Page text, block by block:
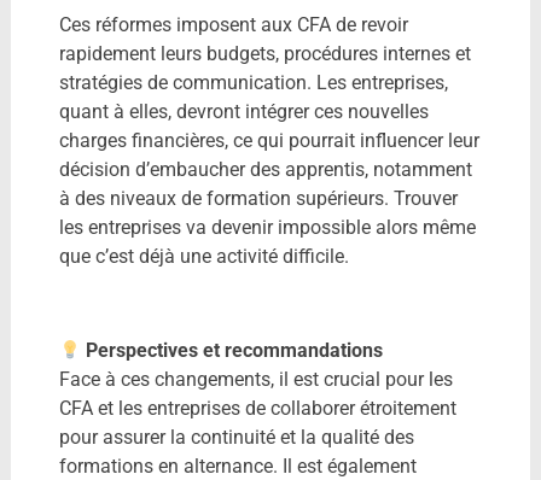
Ces réformes imposent aux CFA de revoir
rapidement leurs budgets, procédures internes et
stratégies de communication. Les entreprises,
quant à elles, devront intégrer ces nouvelles
charges financières, ce qui pourrait influencer leur
décision d’embaucher des apprentis, notamment
à des niveaux de formation supérieurs.​ Trouver
les entreprises va devenir impossible alors même
que c’est déjà une activité difficile.
Perspectives et recommandations
Face à ces changements, il est crucial pour les
CFA et les entreprises de collaborer étroitement
pour assurer la continuité et la qualité des
formations en alternance. Il est également